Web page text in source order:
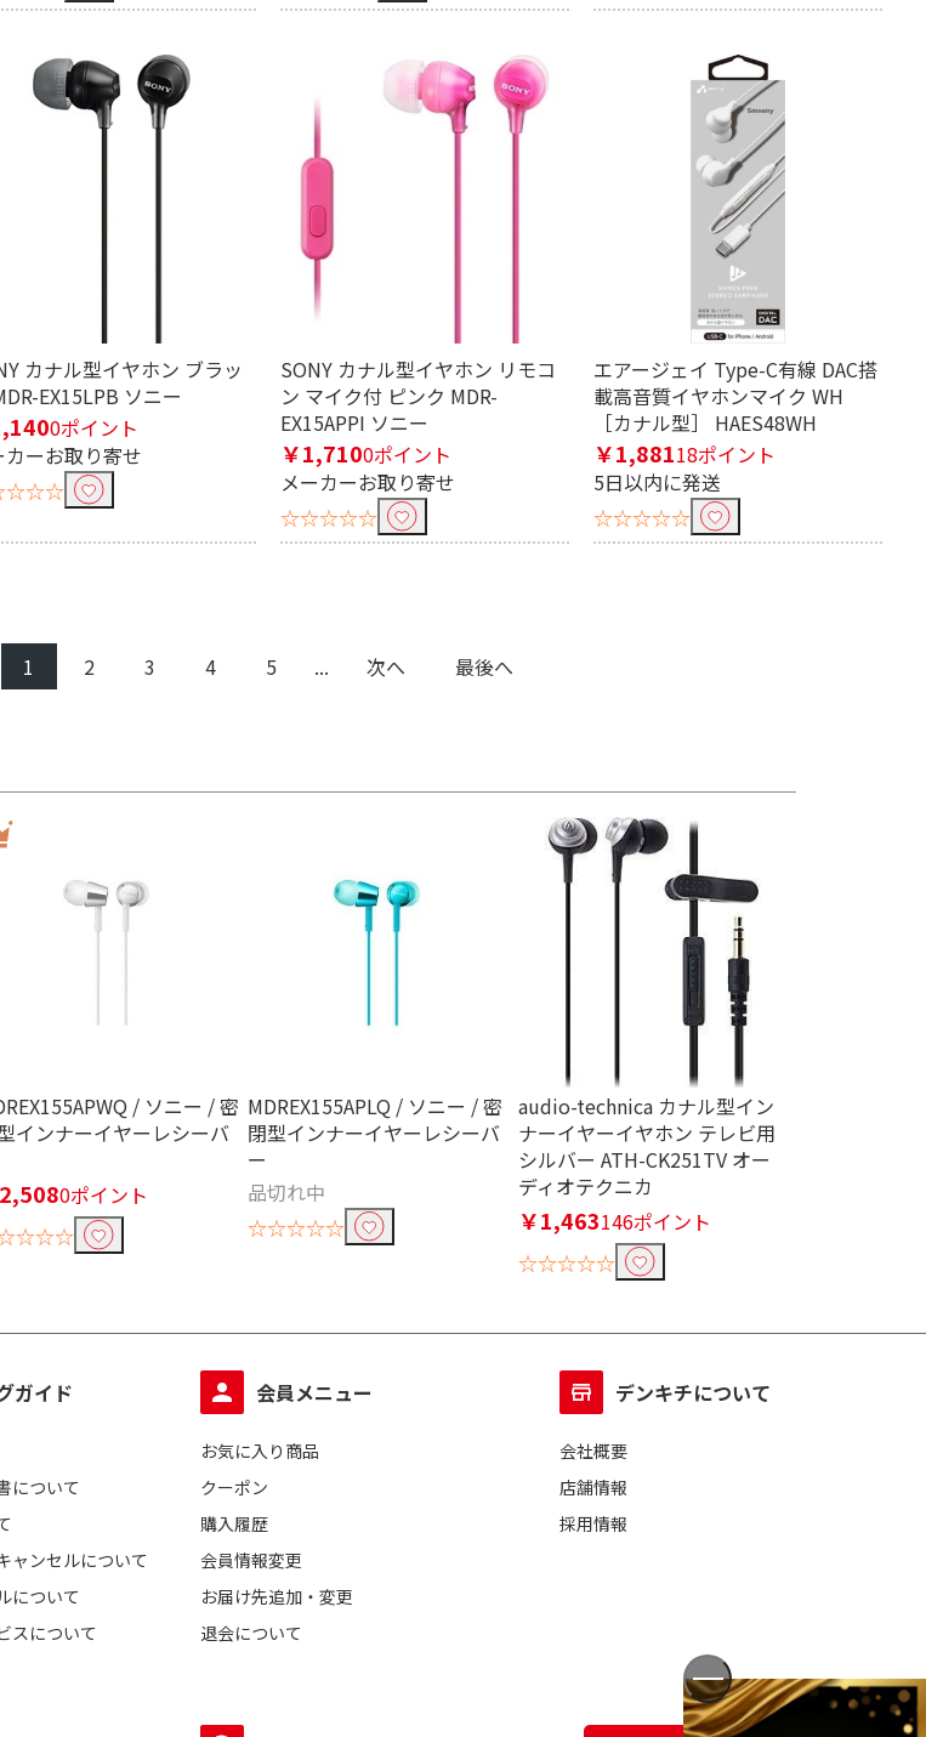
カナル型イヤホン ブラッ
EX15LPB ソニー
0ポイント
カーお取り寄せ
SONY カナル型イヤホン リモコ
ン マイク付 ピンク MDR-
EX15APPI ソニー
￥1,7100ポイント
メーカーお取り寄せ
☆☆☆☆☆
エアージェイ Type-C有線 DAC搭
載高音質イヤホンマイク WH
［カナル型］ HAES48WH
￥1,88118ポイント
5日以内に発送
☆☆☆☆☆
1 2 3 4 5 ... 次へ 最後へ
/ ソニー / 密
インナーイヤーレシーバ
0ポイント
MDREX155APLQ / ソニー / 密
閉型インナーイヤーレシーバ
ー
品切れ中
☆☆☆☆☆
audio-technica カナル型イン
ナーイヤーイヤホン テレビ用
シルバー ATH-CK251TV オー
ディオテクニカ
￥1,463146ポイント
☆☆☆☆☆
ガイド
について
ャンセルについて
について
スについて
会員メニュー
お気に入り商品
クーポン
購入履歴
会員情報変更
お届け先追加・変更
退会について
デンキチについて
会社概要
店舗情報
採用情報